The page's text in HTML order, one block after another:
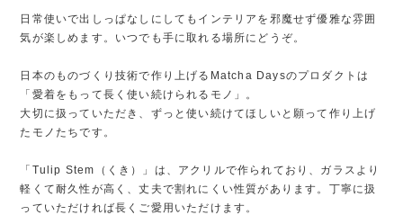
日常使いで出しっぱなしにしてもインテリアを邪魔せず優雅な雰囲
気が楽しめます。いつでも手に取れる場所にどうぞ。
日本のものづくり技術で作り上げるMatcha Daysのプロダクトは
「愛着をもって長く使い続けられるモノ」。
大切に扱っていただき、ずっと使い続けてほしいと願って作り上げ
たモノたちです。
「Tulip Stem（くき）」は、アクリルで作られており、ガラスより
軽くて耐久性が高く、丈夫で割れにくい性質があります。丁寧に扱
っていただければ長くご愛用いただけます。